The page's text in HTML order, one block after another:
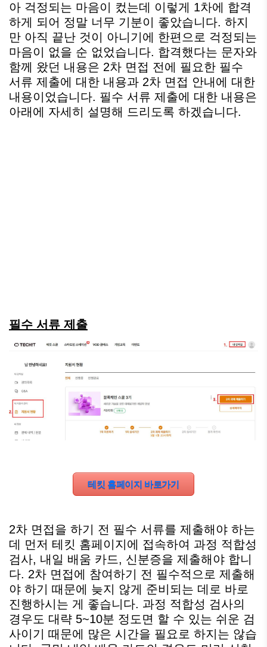
아 걱정되는 마음이 컸는데 이렇게 1차에 합격
하게 되어 정말 너무 기분이 좋았습니다. 하지
만 아직 끝난 것이 아니기에 한편으로 걱정되는
마음이 없을 순 없었습니다. 합격했다는 문자와
함께 왔던 내용은 2차 면접 전에 필요한 필수
서류 제출에 대한 내용과 2차 면접 안내에 대한
내용이었습니다. 필수 서류 제출에 대한 내용은
아래에 자세히 설명해 드리도록 하겠습니다.
필수 서류 제출
테킷 홈페이지 바로가기
2차 면접을 하기 전 필수 서류를 제출해야 하는
데 먼저 테킷 홈페이지에 접속하여 과정 적합성
검사, 내일 배움 카드, 신분증을 제출해야 합니
다. 2차 면접에 참여하기 전 필수적으로 제출해
야 하기 때문에 늦지 않게 준비되는 데로 바로
진행하시는 게 좋습니다. 과정 적합성 검사의
경우도 대략 5~10분 정도면 할 수 있는 쉬운 검
사이기 때문에 많은 시간을 필요로 하지는 않습